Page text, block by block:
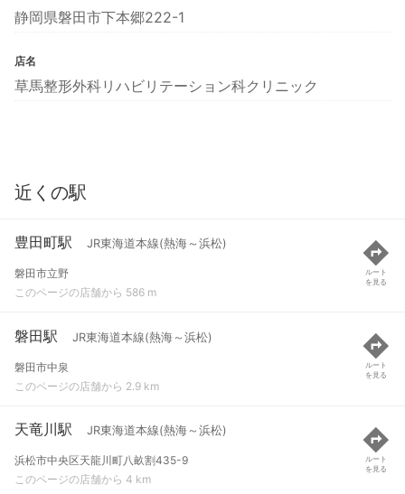
静岡県磐田市下本郷222-1
店名
草馬整形外科リハビリテーション科クリニック
近くの駅
豊田町駅 JR東海道本線(熱海～浜松)
磐田市立野
このページの店舗から 586 m
ルート
を見る
磐田駅 JR東海道本線(熱海～浜松)
磐田市中泉
このページの店舗から 2.9 km
ルート
を見る
天竜川駅 JR東海道本線(熱海～浜松)
浜松市中央区天龍川町八畝割435-9
このページの店舗から 4 km
ルート
を見る